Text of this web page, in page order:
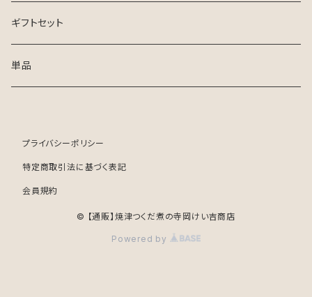
ギフトセット
単品
プライバシーポリシー
特定商取引法に基づく表記
会員規約
© 【通販】焼津つくだ煮の寺岡けい吉商店
Powered by